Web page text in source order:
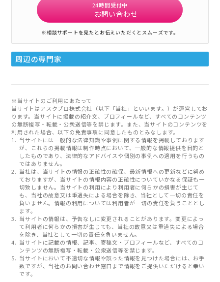
24時間受付中
お問い合わせ
※相談サポートを見たとお伝えいただくとスムーズです。
周辺の専門家
※当サイトのご利用にあたって
当サイトはアスクプロ株式会社（以下「当社」といいます。）が運営してお
ります。当サイトに掲載の紹介文、プロフィールなど、すべてのコンテンツ
の無断複写・転載・公衆送信等を禁じます。また、当サイトのコンテンツを
利用された場合、以下の免責事項に同意したものとみなします。
当サイトには一般的な法律知識や事例に関する情報を掲載しております
が、これらの掲載情報は制作時点において、一般的な情報提供を目的と
したものであり、法律的なアドバイスや個別の事例への適用を行うもの
ではありません。
当社は、当サイトの情報の正確性の確保、最新情報への更新などに努め
ておりますが、当サイトの情報内容の正確性についていかなる保証も一
切致しません。当サイトの利用により利用者に何らかの損害が生じて
も、当社の故意又は重過失による場合を除き、当社として一切の責任を
負いません。情報の利用については利用者が一切の責任を負うこととし
ます。
当サイトの情報は、予告なしに変更されることがあります。変更によっ
て利用者に何らかの損害が生じても、当社の故意又は重過失による場合
を除き、当社として一切の責任を負いません。
当サイトに記載の情報、記事、寄稿文・プロフィールなど、すべてのコ
ンテンツの無断複写・転載・公衆送信等を禁じます。
当サイトにおいて不適切な情報や誤った情報を見つけた場合には、お手
数ですが、当社のお問い合わせ窓口まで情報をご提供いただけると幸い
です。